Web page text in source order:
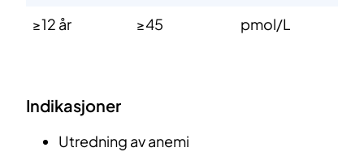
≥12 år
≥45 pmol/L
Indikasjoner
Utredning av anemi